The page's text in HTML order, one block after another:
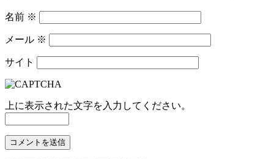
名前 ※
メール ※
サイト
上に表示された文字を入力してください。